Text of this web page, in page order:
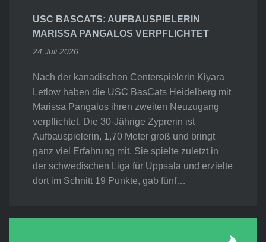
USC BASCATS: AUFBAUSPIELERIN
MARISSA PANGALOS VERPFLICHTET
24 Juli 2026
Nach der kanadischen Centerspielerin Kiyara
Letlow haben die USC BasCats Heidelberg mit
Marissa Pangalos ihren zweiten Neuzugang
verpflichtet. Die 30-Jährige Zyprerin ist
Aufbauspielerin, 1,70 Meter groß und bringt
ganz viel Erfahrung mit. Sie spielte zuletzt in
der schwedischen Liga für Uppsala und erzielte
dort im Schnitt 19 Punkte, gab fünf…